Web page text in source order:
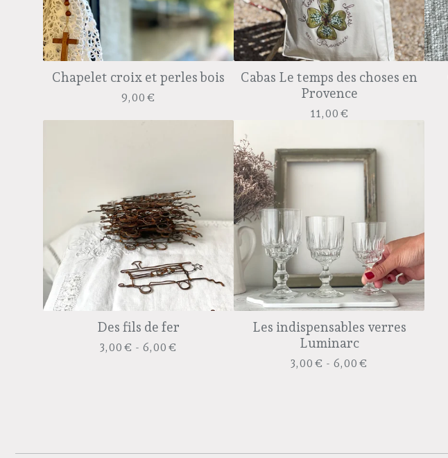
Chapelet croix et perles bois
9,00 €
Cabas Le temps des choses en
Provence
11,00 €
Des fils de fer
3,00 € - 6,00 €
Les indispensables verres
Luminarc
3,00 € - 6,00 €